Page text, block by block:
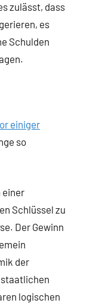
zulässt, dass
es
Schulden
einiger
so
einer
Schlüssel zu
Der Gewinn
der
logischen